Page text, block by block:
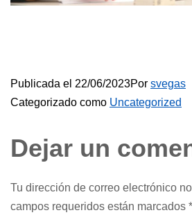
Publicada el 22/06/2023Por svegas
Categorizado como Uncategorized
Dejar un
Tu dirección de correo electrónico
campos requeridos están marcados *